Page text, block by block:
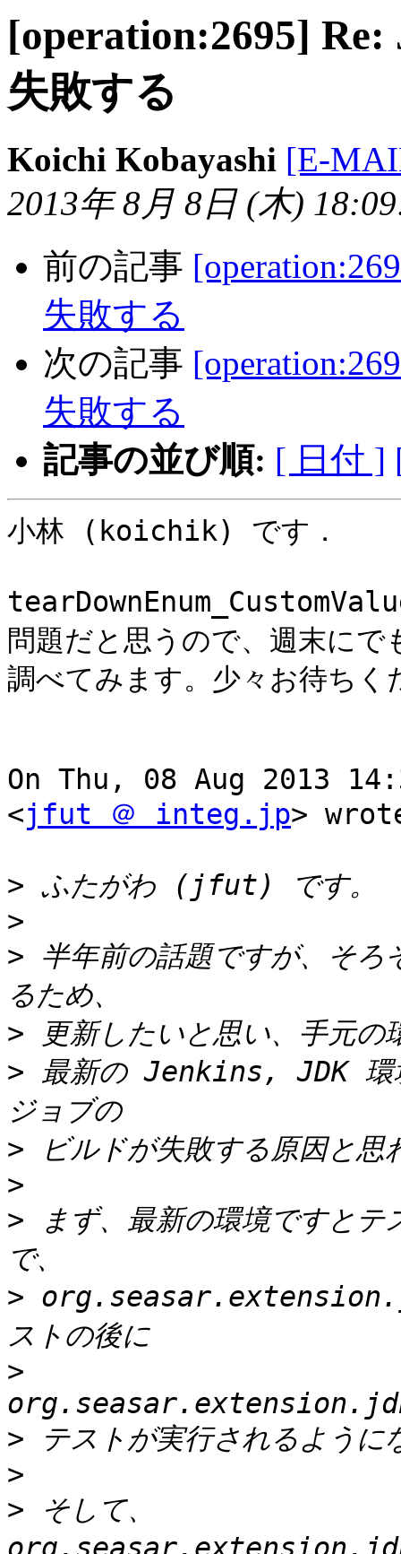
[operation:2695]
失敗する
Koichi Kobayashi [E-
2013年 8月 8日 (木)
前の記事
失敗する
次の記事
失敗する
記事の並び順: [ 日付 ]
小林 (koichik) です．
問題だと思うので、週末
調べてみます。少々お待ちく
On Thu, 08 Aug 2013
<jfut ＠ integ.jp>
>
>
> 半年前の話題ですが、そ
>
> 最新の Jenkins, JDK
>
>
> まず、最新の環境ですとテ
>
>
>
>
> そして、